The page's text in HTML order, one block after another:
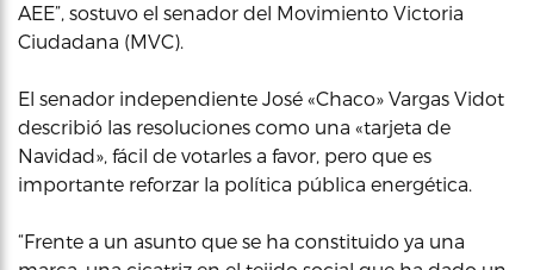
AEE”, sostuvo el senador del Movimiento Victoria
Ciudadana (MVC).
El senador independiente José «Chaco» Vargas Vidot
describió las resoluciones como una «tarjeta de
Navidad», fácil de votarles a favor, pero que es
importante reforzar la política pública energética.
“Frente a un asunto que se ha constituido ya una